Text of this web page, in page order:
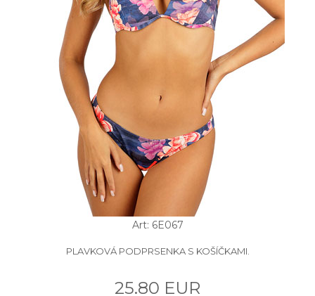
Art: 6E067
PLAVKOVÁ PODPRSENKA S KOŠÍČKAMI.
25.80 EUR